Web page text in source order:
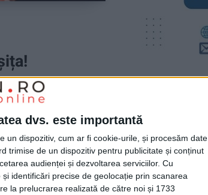
dvs. este importantă
un dispozitiv, cum ar fi cookie-urile, și procesăm date
trimise de un dispozitiv pentru publicitate și conținut
audienței și dezvoltarea serviciilor. Cu
identificări precise de geolocație prin scanarea
la prelucrarea realizată de către noi și 1733
Stoican. Odată cu
Bărboianu va